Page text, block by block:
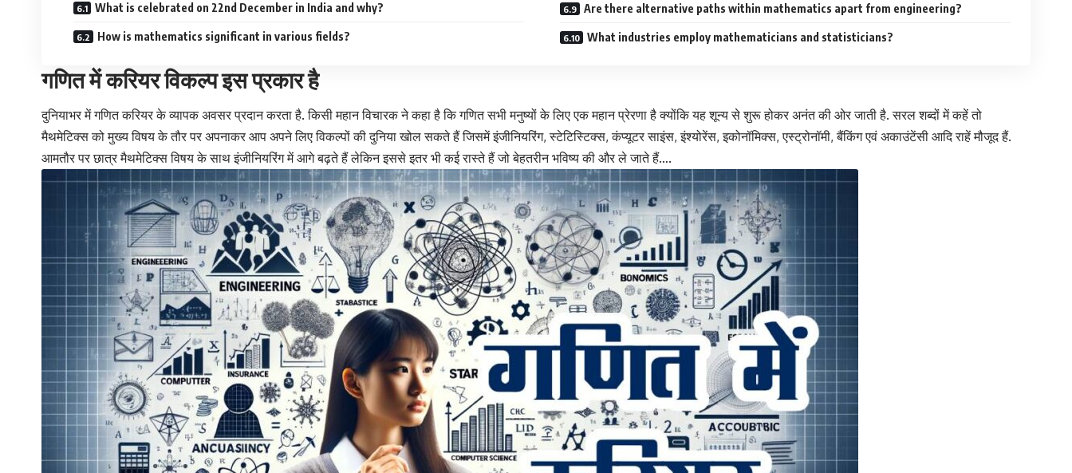
What is celebrated on 22nd December in India and why?
How is mathematics significant in various fields?
Are there alternative paths within mathematics apart from engineering?
What industries employ mathematicians and statisticians?
गणित में करियर विकल्प इस प्रकार है
दुनियाभर में गणित करियर के व्यापक अवसर प्रदान करता है. किसी महान विचारक ने कहा है कि गणित सभी मनुष्यों के लिए एक महान प्रेरणा है क्योंकि यह शून्य से शुरू होकर अनंत की ओर जाती है. सरल शब्दों में कहें तो
मैथमेटिक्स को मुख्य विषय के तौर पर अपनाकर आप अपने लिए विकल्पों की दुनिया खोल सकते हैं जिसमें इंजीनियरिंग, स्टेटिस्टिक्स, कंप्यूटर साइंस, इंश्योरेंस, इकोनॉमिक्स, एस्ट्रोनॉमी, बैंकिंग एवं अकाउंटेंसी आदि राहें मौजूद हैं.
आमतौर पर छात्र मैथमेटिक्स विषय के साथ इंजीनियरिंग में आगे बढ़ते हैं लेकिन इससे इतर भी कई रास्ते हैं जो बेहतरीन भविष्य की और ले जाते हैं….